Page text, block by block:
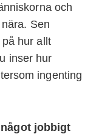
och
Sen
hur allt
inser hur
ingenting
jobbigt